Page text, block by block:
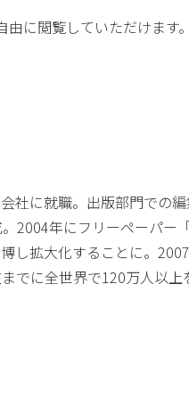
に閲覧していただけます
社に就職。出版部門での
2004年にフリーペーパー
し拡大化することに。
でに全世界で120万人以